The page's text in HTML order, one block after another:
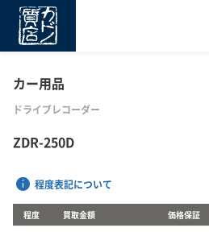
カー用品
ドライブレコーダー
ZDR-250D
程度表記について
程度 買取金額 価格保証